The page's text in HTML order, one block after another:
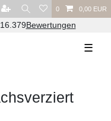
0 0,00 EUR
Bewertungen
☰